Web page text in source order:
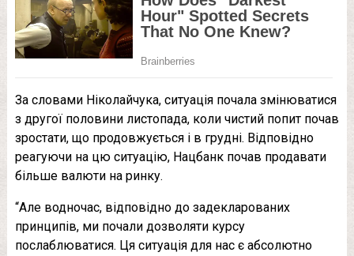
За словами Ніколайчука, ситуація почала змінюватися
з другої половини листопада, коли чистий попит почав
зростати, що продовжується і в грудні. Відповідно
реагуючи на цю ситуацію, Нацбанк почав продавати
більше валюти на ринку.
“Але водночас, відповідно до задекларованих
принципів, ми почали дозволяти курсу
послаблюватися. Ця ситуація для нас є абсолютно